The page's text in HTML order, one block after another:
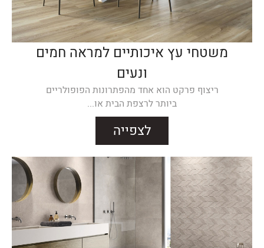
משטחי עץ איכותיים למראה חמים
ונעים
ריצוף פרקט הוא אחד מהפתרונות הפופולריים
ביותר לרצפת הבית או...
לצפייה